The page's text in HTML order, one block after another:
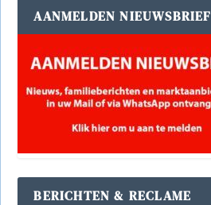
AANMELDEN NIEUWSBRIEF
BERICHTEN & RECLAME